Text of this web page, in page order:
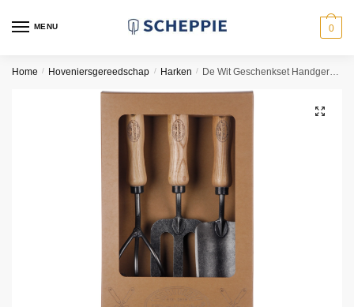
MENU 0
Home / Hoveniersgereedschap / Harken / De Wit Geschenkset Handgereedschap
🔍